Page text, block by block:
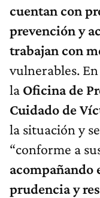
cuentan con
prevención y
trabajan con
vulnerables.
la Oficina de
Cuidado de
la situación y
“conforme a
acompañando
prudencia y